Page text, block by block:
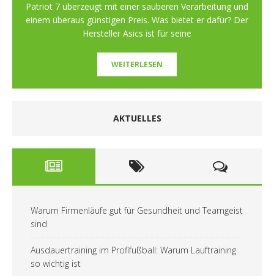
Patriot 7 überzeugt mit einer sauberen Verarbeitung und
einem überaus günstigen Preis. Was bietet er dafür? Der
Hersteller Asics ist für seine
WEITERLESEN
AKTUELLES
Warum Firmenläufe gut für Gesundheit und Teamgeist
sind
Ausdauertraining im Profifußball: Warum Lauftraining
so wichtig ist